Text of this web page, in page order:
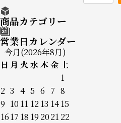
商品カテゴリー
営業日カレンダー
今月(2026年8月)
日 月 火 水木金 土
1
2 3 4 5 6 7 8
9 10 11 12 13 1415
1617 18 19 2021 22